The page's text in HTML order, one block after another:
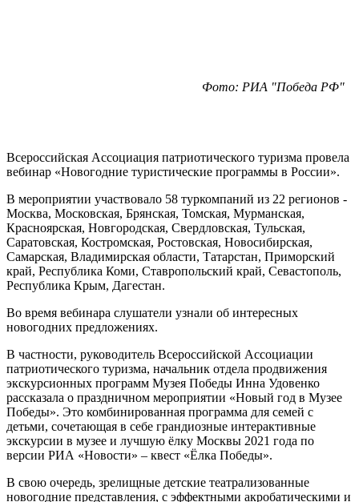
Фото: РИА "Победа РФ"
Всероссийская Ассоциация патриотического туризма провела
вебинар «Новогодние туристические программы в России».
В мероприятии участвовало 58 туркомпаний из 22 регионов -
Москва, Московская, Брянская, Томская, Мурманская,
Красноярская, Новгородская, Свердловская, Тульская,
Саратовская, Костромская, Ростовская, Новосибирская,
Самарская, Владимирская области, Татарстан, Приморский
край, Республика Коми, Ставропольский край, Севастополь,
Республика Крым, Дагестан.
Во время вебинара слушатели узнали об интересных
новогодних предложениях.
В частности, руководитель Всероссийской Ассоциации
патриотического туризма, начальник отдела продвижения
экскурсионных программ Музея Победы Инна Удовенко
рассказала о праздничном мероприятии «Новый год в Музее
Победы». Это комбинированная программа для семей с
детьми, сочетающая в себе грандиозные интерактивные
экскурсии в музее и лучшую ёлку Москвы 2021 года по
версии РИА «Новости» – квест «Ёлка Победы».
В свою очередь, зрелищные детские театрализованные
новогодние представления, с эффектными акробатическими и